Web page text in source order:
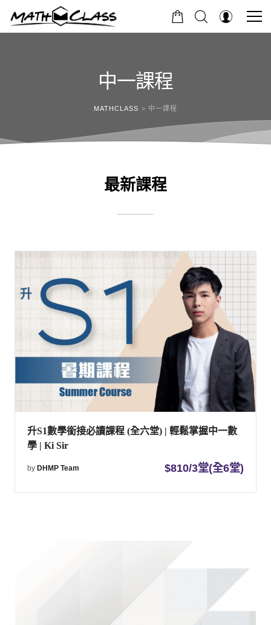
中一課程
MATHCLASS > 中一課程
最新課程
升S1數學銜接必讀課程 (全六堂) | 輕鬆掌握中一數
學 | Ki Sir
by DHMP Team $810/3堂(全6堂)